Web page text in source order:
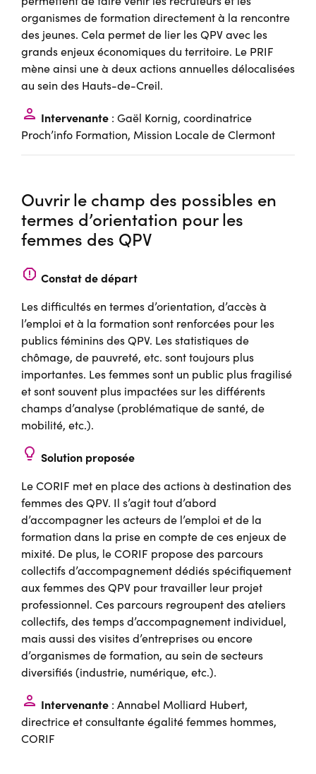
organismes de formation directement à la rencontre
des jeunes. Cela permet de lier les QPV avec les
grands enjeux économiques du territoire. Le PRIF
mène ainsi une à deux actions annuelles délocalisées
au sein des Hauts-de-Creil.
person Intervenante : Gaël Kornig, coordinatrice
Proch’info Formation, Mission Locale de Clermont
Ouvrir le champ des possibles en
termes d’orientation pour les
femmes des QPV
report Constat de départ
Les difficultés en termes d’orientation, d’accès à
l’emploi et à la formation sont renforcées pour les
publics féminins des QPV. Les statistiques de
chômage, de pauvreté, etc. sont toujours plus
importantes. Les femmes sont un public plus fragilisé
et sont souvent plus impactées sur les différents
champs d’analyse (problématique de santé, de
mobilité, etc.).
lightbulb Solution proposée
Le CORIF met en place des actions à destination des
femmes des QPV. Il s’agit tout d’abord
d’accompagner les acteurs de l’emploi et de la
formation dans la prise en compte de ces enjeux de
mixité. De plus, le CORIF propose des parcours
collectifs d’accompagnement dédiés spécifiquement
aux femmes des QPV pour travailler leur projet
professionnel. Ces parcours regroupent des ateliers
collectifs, des temps d’accompagnement individuel,
mais aussi des visites d’entreprises ou encore
d’organismes de formation, au sein de secteurs
diversifiés (industrie, numérique, etc.).
person Intervenante : Annabel Molliard Hubert,
directrice et consultante égalité femmes hommes,
CORIF